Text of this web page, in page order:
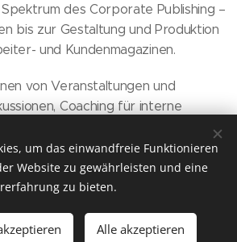
des Corporate Publishing –
bis zur Gestaltung und Produktion
und Kundenmagazinen.
von Veranstaltungen und
Coaching für interne
Leistungsspektrum ab.
für Menschen und Medien lebe ich
für Sicherheit.
Webseite gratis! Los geht´s
um das einwandfreie Funktionieren
Website zu gewährleisten und eine
zu bieten.
Alle akzeptieren